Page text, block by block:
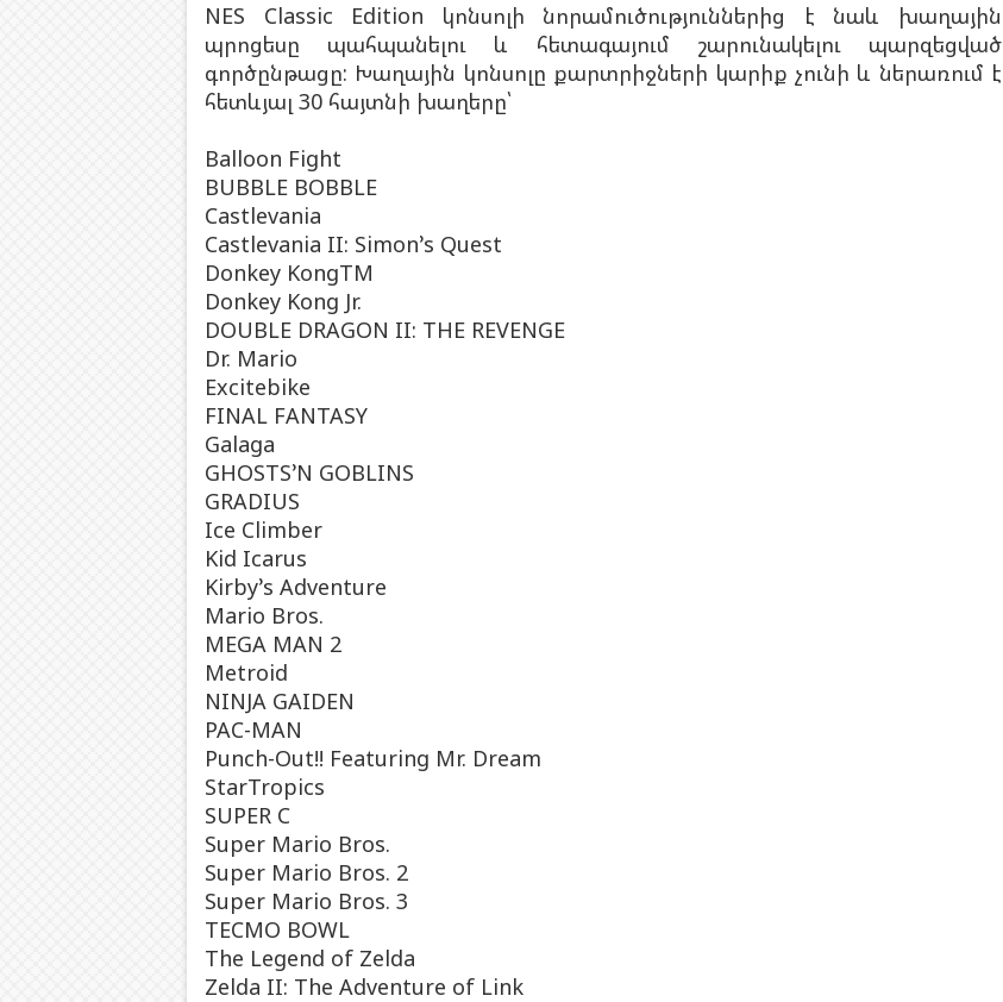
NES Classic Edition կոնսոլի նորամուծություններից է նաև խաղային
պրոցեսը պահպանելու և հետագայում շարունակելու պարզեցված
գործընթացը: Խաղային կոնսոլը քարտրիջների կարիք չունի և ներառում է
հետևյալ 30 հայտնի խաղերը՝
Balloon Fight
BUBBLE BOBBLE
Castlevania
Castlevania II: Simon’s Quest
Donkey KongTM
Donkey Kong Jr.
DOUBLE DRAGON II: THE REVENGE
Dr. Mario
Excitebike
FINAL FANTASY
Galaga
GHOSTS’N GOBLINS
GRADIUS
Ice Climber
Kid Icarus
Kirby’s Adventure
Mario Bros.
MEGA MAN 2
Metroid
NINJA GAIDEN
PAC-MAN
Punch-Out!! Featuring Mr. Dream
StarTropics
SUPER C
Super Mario Bros.
Super Mario Bros. 2
Super Mario Bros. 3
TECMO BOWL
The Legend of Zelda
Zelda II: The Adventure of Link